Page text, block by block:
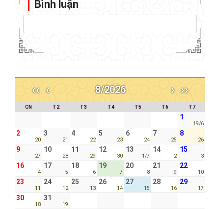
Bình luận
‹‹ ‹ 8/2026 › ››
CN T2 T3 T4 T5 T6 T7
1
19/6
2
20
3
21
4
22
5
23
6
24
7
25
8
26
9
27
10
28
11
29
12
30
13
1/7
14
2
15
3
16
4
17
5
18
6
19
7
20
8
21
9
22
10
23
11
24
12
25
13
26
14
27
15
28
16
29
17
30
18
31
19